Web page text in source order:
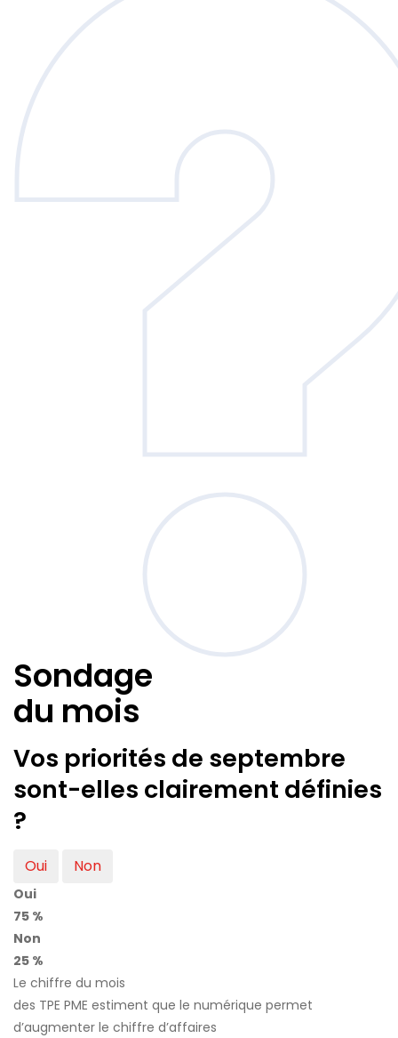
Sondage
du mois
Vos priorités de septembre
sont-elles clairement définies
?
Oui Non
Oui
75 %
Non
25 %
Le chiffre du mois
des TPE PME estiment que le numérique permet
d’augmenter le chiffre d’affaires